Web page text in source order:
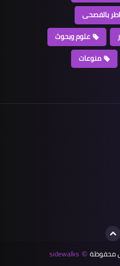
بالفصحى
علوم وبحوث
منوعات
محفوظة ©
sidewalks